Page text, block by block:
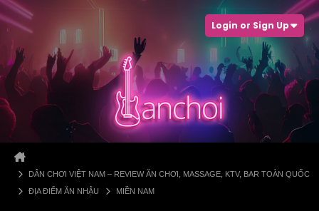
Login or Sign Up
DÂN CHƠI VIỆT NAM – REVIEW ĂN CHƠI, MASSAGE, KTV, BAR TOÀN QUỐC
ĐỊA ĐIỂM ĂN NHẬU
MIỀN NAM